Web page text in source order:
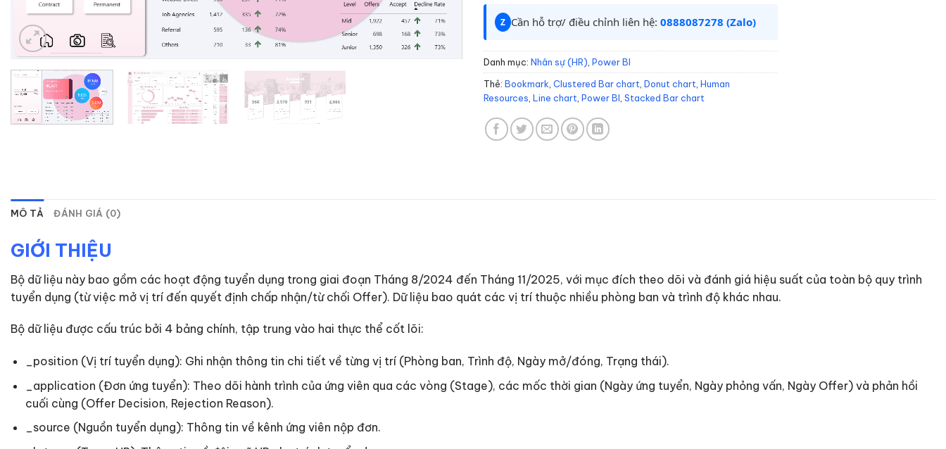
Z Cần hỗ trợ/ điều chỉnh liên hệ: 0888087278 (Zalo)
Danh mục: Nhân sự (HR) Power BI
Thẻ: Bookmark Clustered Bar chart Donut chart Human
Resources Line chart Power BI Stacked Bar chart
MÔ TẢ ĐÁNH GIÁ (0)
GIỚI THIỆU
Bộ dữ liệu này bao gồm các hoạt động tuyển dụng trong giai đoạn Tháng 8/2024 đến Tháng 11/2025, với mục đích theo dõi và đánh giá hiệu suất của toàn bộ quy trình
tuyển dụng (từ việc mở vị trí đến quyết định chấp nhận/từ chối Offer). Dữ liệu bao quát các vị trí thuộc nhiều phòng ban và trình độ khác nhau.
Bộ dữ liệu được cấu trúc bởi 4 bảng chính, tập trung vào hai thực thể cốt lõi:
_position (Vị trí tuyển dụng): Ghi nhận thông tin chi tiết về từng vị trí (Phòng ban, Trình độ, Ngày mở/đóng, Trạng thái).
_application (Đơn ứng tuyển): Theo dõi hành trình của ứng viên qua các vòng (Stage), các mốc thời gian (Ngày ứng tuyển, Ngày phỏng vấn, Ngày Offer) và phản hồi
cuối cùng (Offer Decision, Rejection Reason).
_source (Nguồn tuyển dụng): Thông tin về kênh ứng viên nộp đơn.